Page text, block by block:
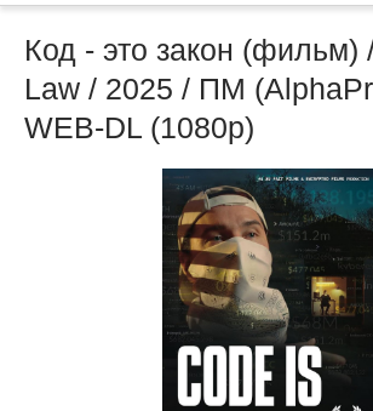
Код - это закон (фильм)
Law / 2025 / ПМ
WEB-DL (1080p)